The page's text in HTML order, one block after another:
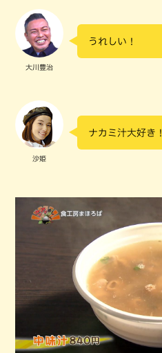
大川豊治
うれしい！
沙姫
ナカミ汁大好き！